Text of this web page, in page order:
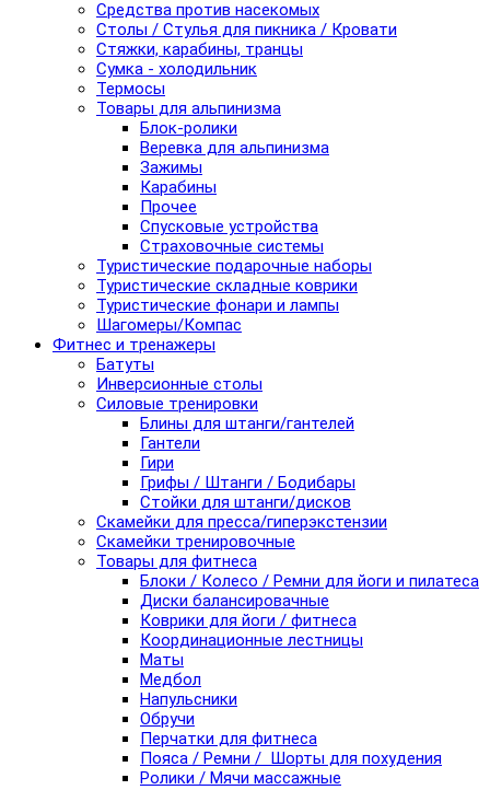
Средства против насекомых
Столы / Стулья для пикника / Кровати
Стяжки, карабины, транцы
Сумка - холодильник
Термосы
Товары для альпинизма
Блок-ролики
Веревка для альпинизма
Зажимы
Карабины
Прочее
Спусковые устройства
Страховочные системы
Туристические подарочные наборы
Туристические складные коврики
Туристические фонари и лампы
Шагомеры/Компас
Фитнес и тренажеры
Батуты
Инверсионные столы
Силовые тренировки
Блины для штанги/гантелей
Гантели
Гири
Грифы / Штанги / Бодибары
Стойки для штанги/дисков
Скамейки для пресса/гиперэкстензии
Скамейки тренировочные
Товары для фитнеса
Блоки / Колесо / Ремни для йоги и пилатеса
Диски балансировачные
Коврики для йоги / фитнеса
Координационные лестницы
Маты
Медбол
Напульсники
Обручи
Перчатки для фитнеса
Пояса / Ремни / Шорты для похудения
Ролики / Мячи массажные